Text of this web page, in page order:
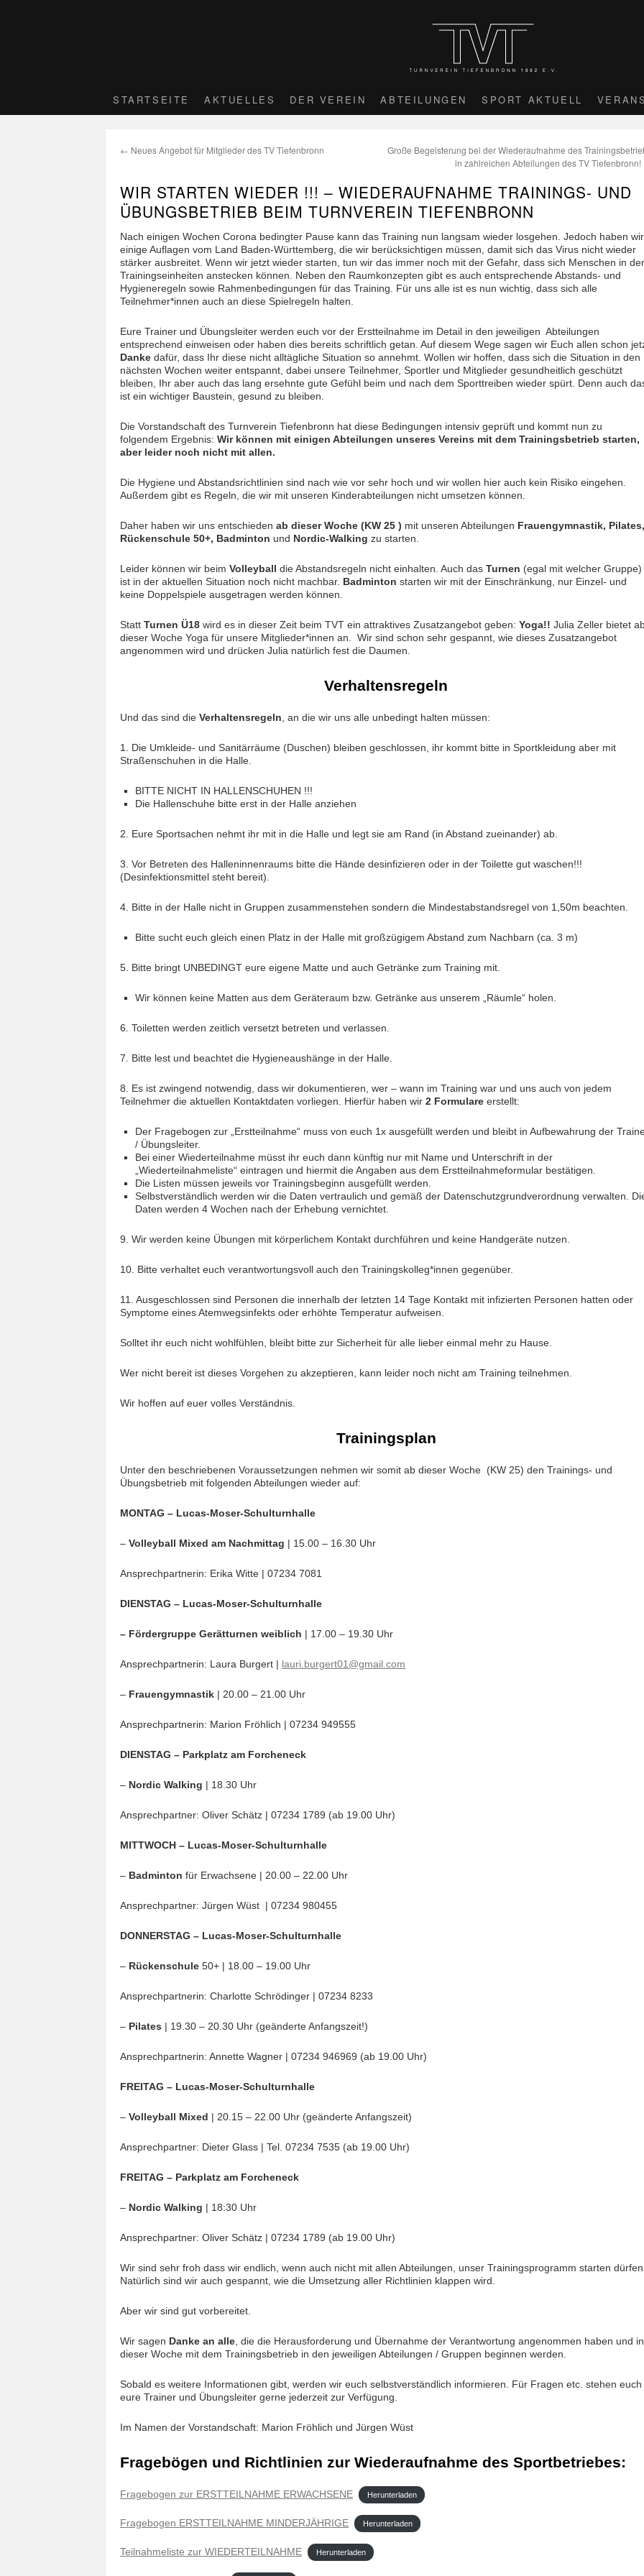
STARTSEITE AKTUELLES DER VEREIN ABTEILUNGEN SPORT AKTUELL
← Neues Angebot für Mitglieder des TV Tiefenbronn
Große Begeisterung bei der Wiederaufnahme des
in zahlreichen Abteilungen des TV Tiefenbronn!
WIR STARTEN WIEDER !!! – WIEDERAUFNAHME TRAININGS- UND
ÜBUNGSBETRIEB BEIM TURNVEREIN TIEFENBRONN
Nach einigen Wochen Corona bedingter Pause kann das Training nun langsam wieder losgehen. Jedoch haben wir
einige Auflagen vom Land Baden-Württemberg, die wir berücksichtigen müssen, damit sich das Virus nicht wieder
stärker ausbreitet. Wenn wir jetzt wieder starten, tun wir das immer noch mit der Gefahr, dass sich Menschen in
Trainingseinheiten anstecken können. Neben den Raumkonzepten gibt es auch entsprechende Abstands- und
Hygieneregeln sowie Rahmenbedingungen für das Training. Für uns alle ist es nun wichtig, dass sich alle
Teilnehmer*innen auch an diese Spielregeln halten.
Eure Trainer und Übungsleiter werden euch vor der Erstteilnahme im Detail in den jeweiligen Abteilungen
entsprechend einweisen oder haben dies bereits schriftlich getan. Auf diesem Wege sagen wir Euch allen schon
Danke dafür, dass Ihr diese nicht alltägliche Situation so annehmt. Wollen wir hoffen, dass sich die Situation in den
nächsten Wochen weiter entspannt, dabei unsere Teilnehmer, Sportler und Mitglieder gesundheitlich geschützt
bleiben, Ihr aber auch das lang ersehnte gute Gefühl beim und nach dem Sporttreiben wieder spürt. Denn auch
ist ein wichtiger Baustein, gesund zu bleiben.
Die Vorstandschaft des Turnverein Tiefenbronn hat diese Bedingungen intensiv geprüft und kommt nun zu
folgendem Ergebnis: Wir können mit einigen Abteilungen unseres Vereins mit dem Trainingsbetrieb starten,
aber leider noch nicht mit allen.
Die Hygiene und Abstandsrichtlinien sind nach wie vor sehr hoch und wir wollen hier auch kein Risiko eingehen.
Außerdem gibt es Regeln, die wir mit unseren Kinderabteilungen nicht umsetzen können.
Daher haben wir uns entschieden ab dieser Woche (KW 25 ) mit unseren Abteilungen Frauengymnastik, Pilates,
Rückenschule 50+, Badminton und Nordic-Walking zu starten.
Leider können wir beim Volleyball die Abstandsregeln nicht einhalten. Auch das Turnen (egal mit welcher Gruppe)
ist in der aktuellen Situation noch nicht machbar. Badminton starten wir mit der Einschränkung, nur Einzel- und
keine Doppelspiele ausgetragen werden können.
Statt Turnen Ü18 wird es in dieser Zeit beim TVT ein attraktives Zusatzangebot geben: Yoga!! Julia Zeller bietet
dieser Woche Yoga für unsere Mitglieder*innen an. Wir sind schon sehr gespannt, wie dieses Zusatzangebot
angenommen wird und drücken Julia natürlich fest die Daumen.
Verhaltensregeln
Und das sind die Verhaltensregeln , an die wir uns alle unbedingt halten müssen:
1. Die Umkleide- und Sanitärräume (Duschen) bleiben geschlossen, ihr kommt bitte in Sportkleidung aber mit
Straßenschuhen in die Halle.
BITTE NICHT IN HALLENSCHUHEN !!!
Die Hallenschuhe bitte erst in der Halle anziehen
2. Eure Sportsachen nehmt ihr mit in die Halle und legt sie am Rand (in Abstand zueinander) ab.
3. Vor Betreten des Halleninnenraums bitte die Hände desinfizieren oder in der Toilette gut waschen!!!
(Desinfektionsmittel steht bereit).
4. Bitte in der Halle nicht in Gruppen zusammenstehen sondern die Mindestabstandsregel von 1,50m beachten.
Bitte sucht euch gleich einen Platz in der Halle mit großzügigem Abstand zum Nachbarn (ca. 3 m)
5. Bitte bringt UNBEDINGT eure eigene Matte und auch Getränke zum Training mit.
Wir können keine Matten aus dem Geräteraum bzw. Getränke aus unserem „Räumle“ holen.
6. Toiletten werden zeitlich versetzt betreten und verlassen.
7. Bitte lest und beachtet die Hygieneaushänge in der Halle.
8. Es ist zwingend notwendig, dass wir dokumentieren, wer – wann im Training war und uns auch von jedem
Teilnehmer die aktuellen Kontaktdaten vorliegen. Hierfür haben wir 2 Formulare erstellt:
Der Fragebogen zur „Erstteilnahme“ muss von euch 1x ausgefüllt werden und bleibt in Aufbewahrung der
/ Übungsleiter.
Bei einer Wiederteilnahme müsst ihr euch dann künftig nur mit Name und Unterschrift in der
„Wiederteilnahmeliste“ eintragen und hiermit die Angaben aus dem Erstteilnahmeformular bestätigen.
Die Listen müssen jeweils vor Trainingsbeginn ausgefüllt werden.
Selbstverständlich werden wir die Daten vertraulich und gemäß der Datenschutzgrundverordnung verwalten.
Daten werden 4 Wochen nach der Erhebung vernichtet.
9. Wir werden keine Übungen mit körperlichem Kontakt durchführen und keine Handgeräte nutzen.
10. Bitte verhaltet euch verantwortungsvoll auch den Trainingskolleg*innen gegenüber.
11. Ausgeschlossen sind Personen die innerhalb der letzten 14 Tage Kontakt mit infizierten Personen hatten oder
Symptome eines Atemwegsinfekts oder erhöhte Temperatur aufweisen.
Solltet ihr euch nicht wohlfühlen, bleibt bitte zur Sicherheit für alle lieber einmal mehr zu Hause.
Wer nicht bereit ist dieses Vorgehen zu akzeptieren, kann leider noch nicht am Training teilnehmen.
Wir hoffen auf euer volles Verständnis.
Trainingsplan
Unter den beschriebenen Voraussetzungen nehmen wir somit ab dieser Woche (KW 25) den Trainings- und
Übungsbetrieb mit folgenden Abteilungen wieder auf:
MONTAG – Lucas-Moser-Schulturnhalle
– Volleyball Mixed am Nachmittag | 15.00 – 16.30 Uhr
Ansprechpartnerin: Erika Witte | 07234 7081
DIENSTAG – Lucas-Moser-Schulturnhalle
– Fördergruppe Gerätturnen weiblich | 17.00 – 19.30 Uhr
Ansprechpartnerin: Laura Burgert | lauri.burgert01@gmail.com
– Frauengymnastik | 20.00 – 21.00 Uhr
Ansprechpartnerin: Marion Fröhlich | 07234 949555
DIENSTAG – Parkplatz am Forcheneck
– Nordic Walking | 18.30 Uhr
Ansprechpartner: Oliver Schätz | 07234 1789 (ab 19.00 Uhr)
MITTWOCH – Lucas-Moser-Schulturnhalle
– Badminton für Erwachsene | 20.00 – 22.00 Uhr
Ansprechpartner: Jürgen Wüst | 07234 980455
DONNERSTAG – Lucas-Moser-Schulturnhalle
– Rückenschule 50+ | 18.00 – 19.00 Uhr
Ansprechpartnerin: Charlotte Schrödinger | 07234 8233
– Pilates | 19.30 – 20.30 Uhr (geänderte Anfangszeit!)
Ansprechpartnerin: Annette Wagner | 07234 946969 (ab 19.00 Uhr)
FREITAG – Lucas-Moser-Schulturnhalle
– Volleyball Mixed | 20.15 – 22.00 Uhr (geänderte Anfangszeit)
Ansprechpartner: Dieter Glass | Tel. 07234 7535 (ab 19.00 Uhr)
FREITAG – Parkplatz am Forcheneck
– Nordic Walking | 18:30 Uhr
Ansprechpartner: Oliver Schätz | 07234 1789 (ab 19.00 Uhr)
Wir sind sehr froh dass wir endlich, wenn auch nicht mit allen Abteilungen, unser Trainingsprogramm starten
Natürlich sind wir auch gespannt, wie die Umsetzung aller Richtlinien klappen wird.
Aber wir sind gut vorbereitet.
Wir sagen Danke an alle , die die Herausforderung und Übernahme der Verantwortung angenommen haben und in
dieser Woche mit dem Trainingsbetrieb in den jeweiligen Abteilungen / Gruppen beginnen werden.
Sobald es weitere Informationen gibt, werden wir euch selbstverständlich informieren. Für Fragen etc. stehen euch
eure Trainer und Übungsleiter gerne jederzeit zur Verfügung.
Im Namen der Vorstandschaft: Marion Fröhlich und Jürgen Wüst
Fragebögen und Richtlinien zur Wiederaufnahme des Sportbetriebes:
Fragebogen zur ERSTTEILNAHME ERWACHSENE Herunterladen
Fragebogen ERSTTEILNAHME MINDERJÄHRIGE Herunterladen
Teilnahmeliste zur WIEDERTEILNAHME Herunterladen